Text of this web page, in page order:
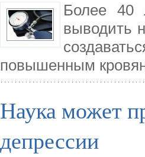
Более 40
выводить
повышенным
Наука может
депрессии